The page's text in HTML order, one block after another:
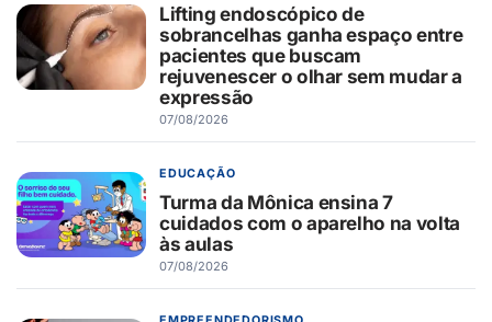
Lifting endoscópico de
sobrancelhas ganha espaço entre
pacientes que buscam
rejuvenescer o olhar sem mudar a
expressão
07/08/2026
EDUCAÇÃO
Turma da Mônica ensina 7
cuidados com o aparelho na volta
às aulas
07/08/2026